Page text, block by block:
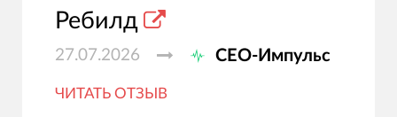
Ребилд
27.07.2026 СЕО-Импульс
ЧИТАТЬ ОТЗЫВ